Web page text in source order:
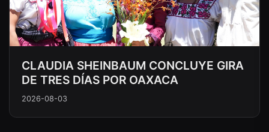
CLAUDIA SHEINBAUM CONCLUYE GIRA
DE TRES DÍAS POR OAXACA
2026-08-03